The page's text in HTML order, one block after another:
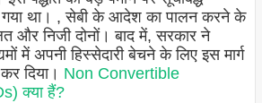
गया था। , सेबी के आदेश का पालन करने के
और निजी दोनों। बाद में, सरकार ने
में अपनी हिस्सेदारी बेचने के लिए इस मार्ग
दिया। Non Convertible
क्या हैं?